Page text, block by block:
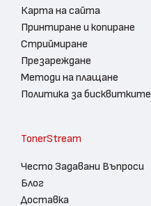
Карта на сайта
Принтиране и копиране
Стриймиране
Презареждане
Методи на плащане
Политика за бисквитките
TonerStream
Често Задавани Въпроси
Блог
Доставка